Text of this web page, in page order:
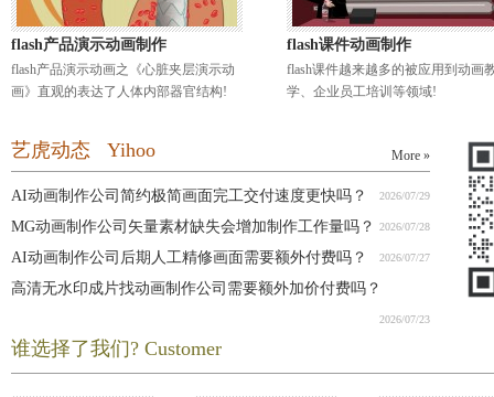
flash产品演示动画制作
flash产品演示动画之《心脏夹层演示动
画》直观的表达了人体内部器官结构!
flash课件动画制作
flash课件越来越多的被应用到动画
学、企业员工培训等领域!
艺虎动态 Yihoo More »
AI动画制作公司简约极简画面完工交付速度更快吗？ 2026/07/29
MG动画制作公司矢量素材缺失会增加制作工作量吗？ 2026/07/28
AI动画制作公司后期人工精修画面需要额外付费吗？ 2026/07/27
高清无水印成片找动画制作公司需要额外加价付费吗？
2026/07/23
谁选择了我们? Customer